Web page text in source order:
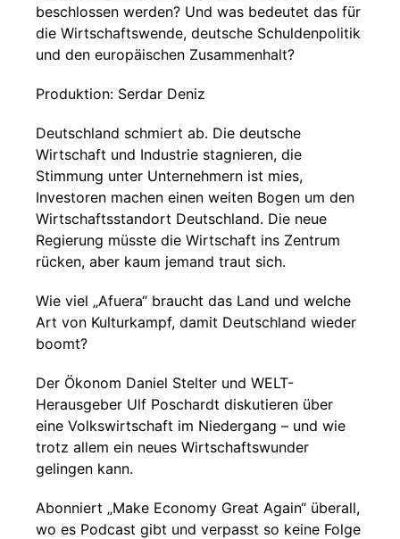
beschlossen werden? Und was bedeutet das für
die Wirtschaftswende, deutsche Schuldenpolitik
und den europäischen Zusammenhalt?
Produktion: Serdar Deniz
Deutschland schmiert ab. Die deutsche
Wirtschaft und Industrie stagnieren, die
Stimmung unter Unternehmern ist mies,
Investoren machen einen weiten Bogen um den
Wirtschaftsstandort Deutschland. Die neue
Regierung müsste die Wirtschaft ins Zentrum
rücken, aber kaum jemand traut sich.
Wie viel „Afuera“ braucht das Land und welche
Art von Kulturkampf, damit Deutschland wieder
boomt?
Der Ökonom Daniel Stelter und WELT-
Herausgeber Ulf Poschardt diskutieren über
eine Volkswirtschaft im Niedergang – und wie
trotz allem ein neues Wirtschaftswunder
gelingen kann.
Abonniert „Make Economy Great Again“ überall,
wo es Podcast gibt und verpasst so keine Folge